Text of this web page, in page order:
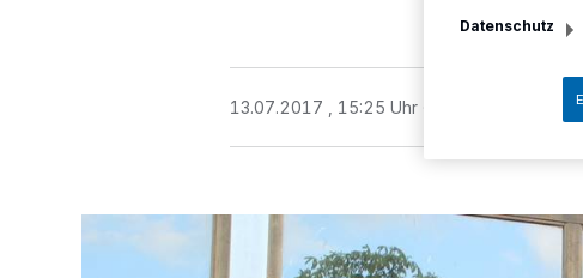
13.07.2017 , 15:25 Uhr 2 Minuten Lesezeit
Datenschutz